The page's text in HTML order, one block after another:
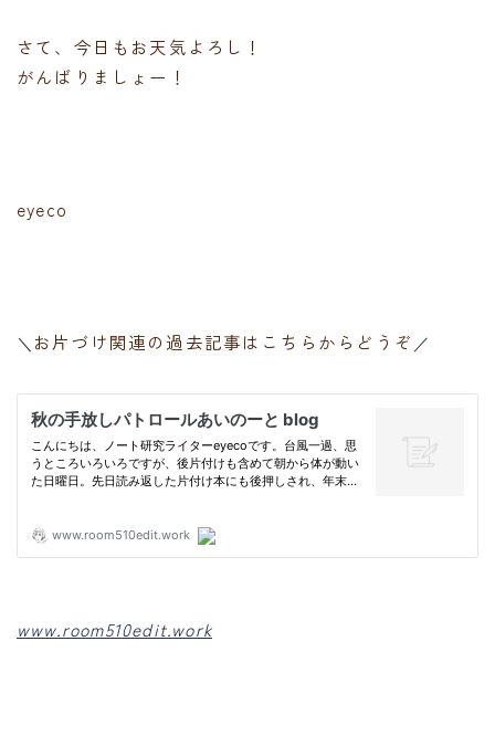
さて、今日もお天気よろし！
がんばりましょー！
eyeco
＼ お片づけ関連の過去記事はこちらからどうぞ ／
www.room510edit.work